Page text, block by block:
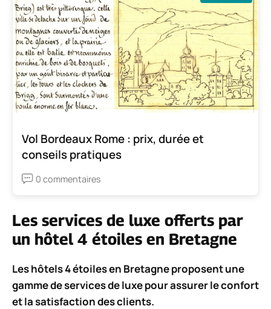
Vol Bordeaux Rome : prix, durée et
conseils pratiques
0 commentaires
Les services de luxe offerts par
un hôtel 4 étoiles en Bretagne
Les hôtels 4 étoiles en Bretagne proposent une
gamme de services de luxe pour assurer le confort
et la satisfaction des clients.